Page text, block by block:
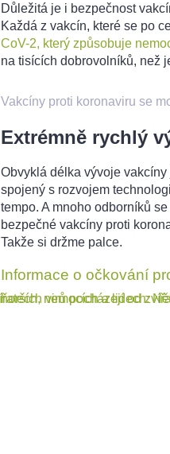
Důležitá je i bezpečnost
Každá z vakcín, které se po
CoV-2, který způsobuje
na tisících dobrovolníků, než
Vakcíny proti koronaviru se
Extrémně rychlý
Obvyklá délka vývoje
spojený s rozvojem
tempo. A mnoho odborníků
bezpečné vakcíny proti
Takže si držme palce.
Informace o očkování